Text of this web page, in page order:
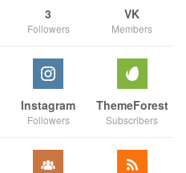
3
Followers
VK
Members
Instagram
Followers
ThemeForest
Subscribers